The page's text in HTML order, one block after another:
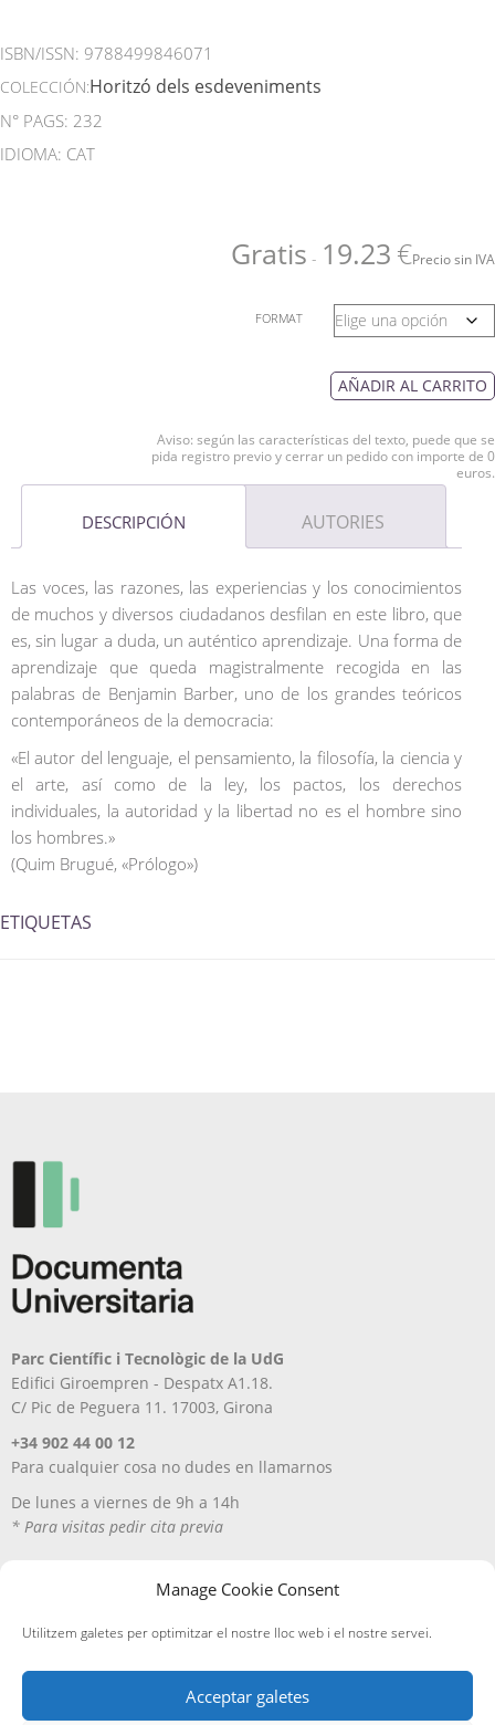
Manage Cookie Consent
Utilitzem galetes per optimitzar el nostre lloc web i el nostre servei.
Acceptar galetes
ISBN/ISSN: 9788499846071
COLECCIÓN:Horitzó dels esdeveniments
N° PAGS: 232
IDIOMA: CAT
Gratis - 19.23 €Precio sin IVA
FORMAT
AÑADIR AL CARRITO
Aviso: según las características del texto, puede que se
pida registro previo y cerrar un pedido con importe de 0
euros.
DESCRIPCIÓN AUTORIES
Las voces, las razones, las experiencias y los conocimientos
de muchos y diversos ciudadanos desfilan en este libro, que
es, sin lugar a duda, un auténtico aprendizaje. Una forma de
aprendizaje que queda magistralmente recogida en las
palabras de Benjamin Barber, uno de los grandes teóricos
contemporáneos de la democracia:
«El autor del lenguaje, el pensamiento, la filosofía, la ciencia y
el arte, así como de la ley, los pactos, los derechos
individuales, la autoridad y la libertad no es el hombre sino
los hombres.»
(Quim Brugué, «Prólogo»)
ETIQUETAS
Parc Científic i Tecnològic de la UdG
Edifici Giroempren - Despatx A1.18.
C/ Pic de Peguera 11. 17003, Girona
+34 902 44 00 12
Para cualquier cosa no dudes en llamarnos
De lunes a viernes de 9h a 14h
* Para visitas pedir cita previa